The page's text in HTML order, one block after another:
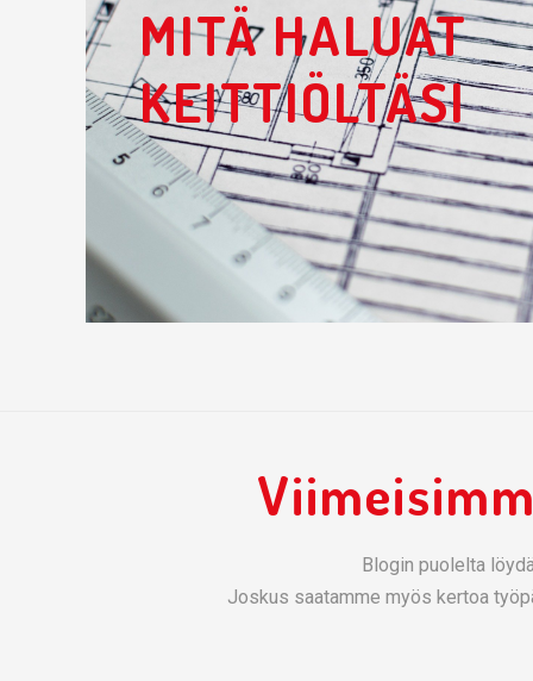
MITÄ HALUAT
KEITTIÖLTÄSI
Blogin puolelta
Joskus saatamme myös kertoa